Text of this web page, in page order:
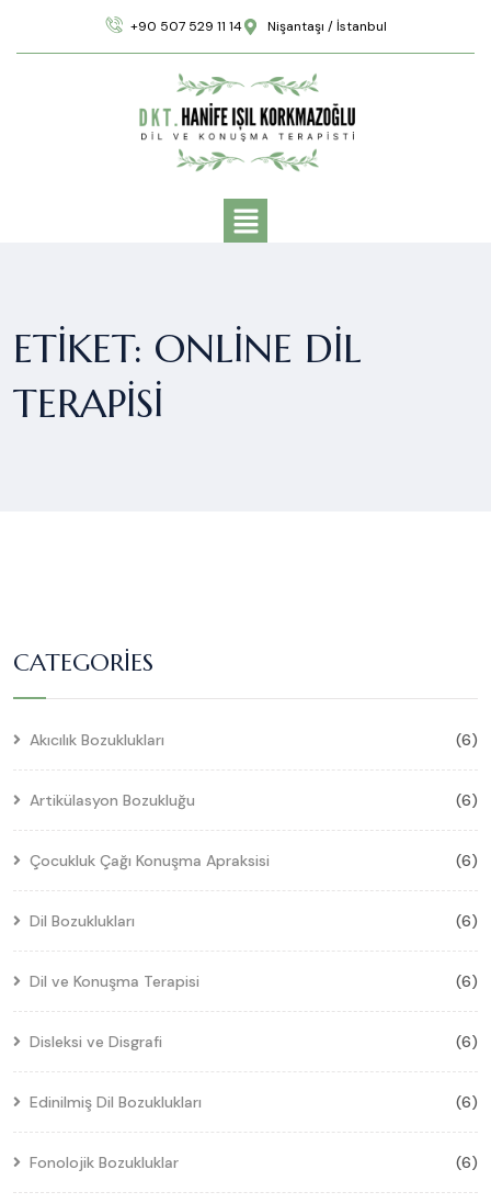
+90 507 529 11 14 Nişantaşı / İstanbul
ETIKET: ONLINE DIL
TERAPISI
CATEGORIES
Akıcılık Bozuklukları (6)
Artikülasyon Bozukluğu (6)
Çocukluk Çağı Konuşma Apraksisi (6)
Dil Bozuklukları (6)
Dil ve Konuşma Terapisi (6)
Disleksi ve Disgrafi (6)
Edinilmiş Dil Bozuklukları (6)
Fonolojik Bozukluklar (6)